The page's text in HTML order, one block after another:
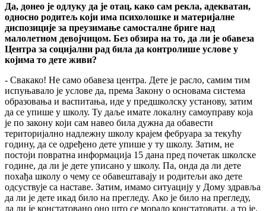
Да, донео је одлуку да је отац, како сам рекла, адекватан,
односно родитељ који има психолошке и материјалне
диспозиције за преузимање самосталне бриге над
малолетном девојчицом. Без обзира на то, да ли је обавеза
Центра за социјални рад била да контролише услове у
којима то дете живи?
- Свакако! Не само обавеза центра. Дете је расло, самим тим
испуњавало је услове да, према Закону о основама система
образовања и васпитања, иде у предшколску установу, затим
да се упише у школу. Ту даље имате локалну самоуправу која
је по закону који сам навео била дужна да обавести
територијално надлежну школу крајем фебруара за текућу
годину, да се одређено дете упише у ту школу. Затим, не
постоји повратна информација 15 дана пред почетак школске
године, да ли је дете уписано у школу. Па, онда да ли дете
похађа школу о чему се обавештавају и родитељи ако дете
одсуствује са наставе. Затим, имамо ситуацију у Дому здравља
да ли је дете икад било на прегледу. Ако је било на прегледу,
да ли је констатовано оно што се морало констатовати, а то је,